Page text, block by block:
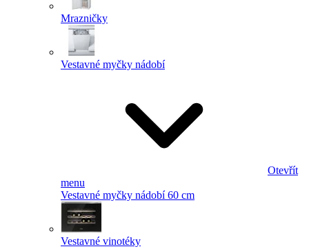
Mrazničky
Vestavné myčky nádobí
Otevřít
menu
Vestavné myčky nádobí 60 cm
Vestavné vinotéky